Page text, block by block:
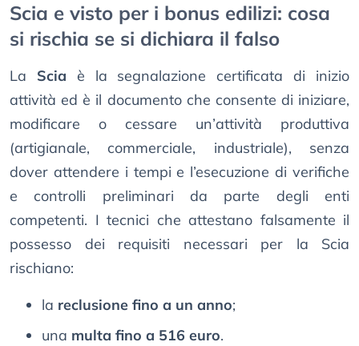
Scia e visto per i bonus edilizi: cosa
si rischia se si dichiara il falso
La Scia è la segnalazione certificata di inizio
attività ed è il documento che consente di iniziare,
modificare o cessare un’attività produttiva
(artigianale, commerciale, industriale), senza
dover attendere i tempi e l’esecuzione di verifiche
e controlli preliminari da parte degli enti
competenti. I tecnici che attestano falsamente il
possesso dei requisiti necessari per la Scia
rischiano:
la reclusione fino a un anno;
una multa fino a 516 euro.